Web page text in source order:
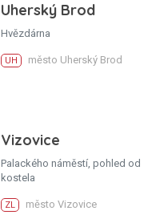
Uherský Brod
Hvězdárna
UH město Uherský Brod
Vizovice
Palackého náměstí, pohled od
kostela
ZL město Vizovice